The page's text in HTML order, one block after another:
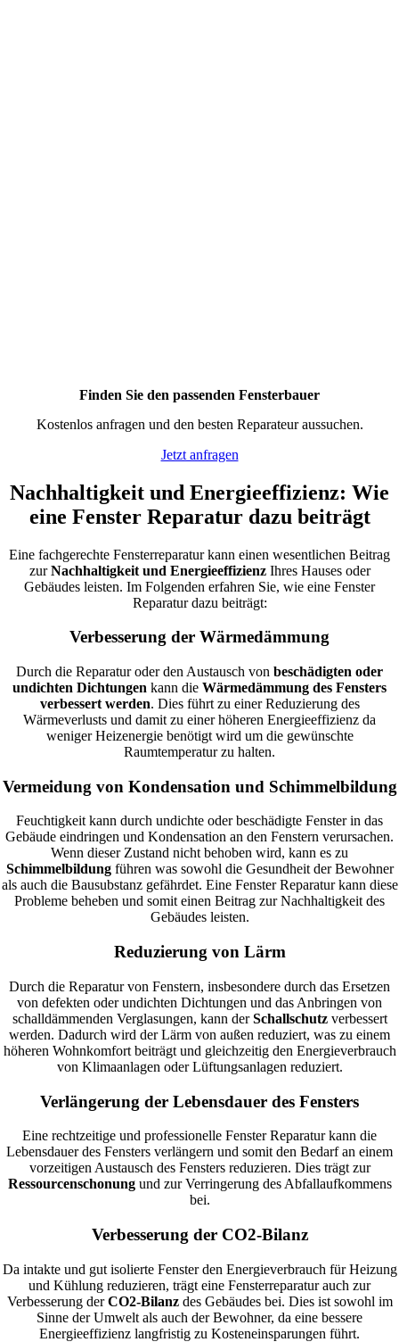
Finden Sie den passenden Fensterbauer
Kostenlos anfragen und den besten Reparateur aussuchen.
Jetzt anfragen
Nachhaltigkeit und Energieeffizienz: Wie
eine Fenster Reparatur dazu beiträgt
Eine fachgerechte Fensterreparatur kann einen wesentlichen Beitrag
zurNachhaltigkeit und EnergieeffizienzIhres Hauses oder
Gebäudes leisten. Im Folgenden erfahren Sie, wie eine Fenster
Reparatur dazu beiträgt:
Verbesserung der Wärmedämmung
Durch die Reparatur oder den Austausch von beschädigten oder
undichten Dichtungen kann die Wärmedämmung des Fensters
verbessert werden. Dies führt zu einer Reduzierung des
Wärmeverlusts und damit zu einer höheren Energieeffizienz da
weniger Heizenergie benötigt wird um die gewünschte
Raumtemperatur zu halten.
Vermeidung von Kondensation und Schimmelbildung
Feuchtigkeit kann durch undichte oder beschädigte Fenster in das
Gebäude eindringen und Kondensation an den Fenstern verursachen.
Wenn dieser Zustand nicht behoben wird, kann es zu
Schimmelbildungführen was sowohl die Gesundheit der Bewohner
als auch die Bausubstanz gefährdet. Eine Fenster Reparatur kann diese
Probleme beheben und somit einen Beitrag zur Nachhaltigkeit des
Gebäudes leisten.
Reduzierung von Lärm
Durch die Reparatur von Fenstern, insbesondere durch das Ersetzen
von defekten oder undichten Dichtungen und das Anbringen von
schalldämmenden Verglasungen, kann derSchallschutzverbessert
werden. Dadurch wird der Lärm von außen reduziert, was zu einem
höheren Wohnkomfort beiträgt und gleichzeitig den Energieverbrauch
von Klimaanlagen oder Lüftungsanlagen reduziert.
Verlängerung der Lebensdauer des Fensters
Eine rechtzeitige und professionelle Fenster Reparatur kann die
Lebensdauer des Fensters verlängern und somit den Bedarf an einem
vorzeitigen Austausch des Fensters reduzieren. Dies trägt zur
Ressourcenschonungund zur Verringerung des Abfallaufkommens
bei.
Verbesserung der CO2-Bilanz
Da intakte und gut isolierte Fenster den Energieverbrauch für Heizung
und Kühlung reduzieren, trägt eine Fensterreparatur auch zur
Verbesserung derCO2-Bilanzdes Gebäudes bei. Dies ist sowohl im
Sinne der Umwelt als auch der Bewohner, da eine bessere
Energieeffizienz langfristig zu Kosteneinsparungen führt.